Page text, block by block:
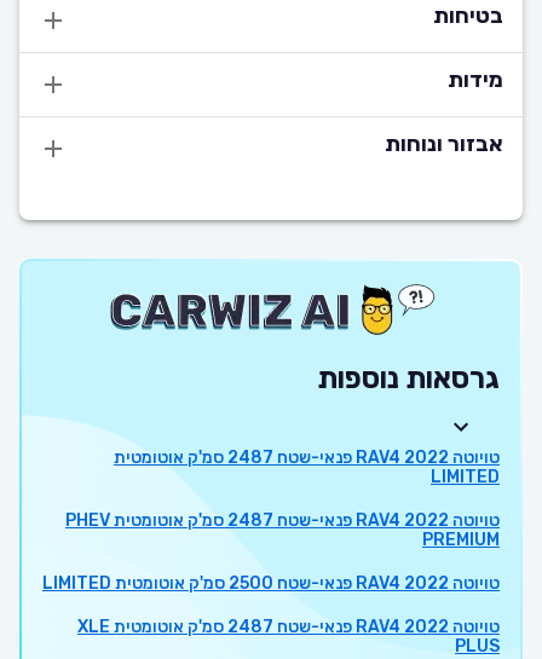
בטיחות
מידות
אבזור ונוחות
גרסאות נוספות
טויוטה RAV4 2022 פנאי-שטח 2487 סמ'ק אוטומטית
LIMITED
טויוטה RAV4 2022 פנאי-שטח 2487 סמ'ק אוטומטית PHEV
PREMIUM
טויוטה RAV4 2022 פנאי-שטח 2500 סמ'ק אוטומטית LIMITED
טויוטה RAV4 2022 פנאי-שטח 2487 סמ'ק אוטומטית XLE
PLUS